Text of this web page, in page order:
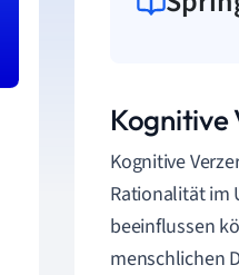
Kognitive
Kognitive
Rationalität im
beeinflussen
menschlichen